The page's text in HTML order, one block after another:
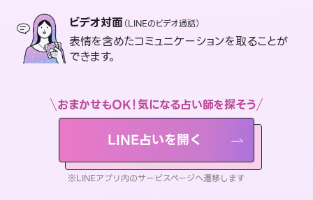
ビデオ対面（LINEのビデオ通話）
表情を含めたコミュニケーションを取ることが
できます。
おまかせもOK！気になる占い師を探そう
LINE占いを開く
※LINEアプリ内のサービスページへ遷移します